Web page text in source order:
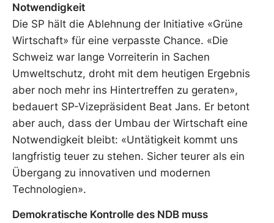
Notwendigkeit
Die SP hält die Ablehnung der Initiative «Grüne
Wirtschaft» für eine verpasste Chance. «Die
Schweiz war lange Vorreiterin in Sachen
Umweltschutz, droht mit dem heutigen Ergebnis
aber noch mehr ins Hintertreffen zu geraten»,
bedauert SP-Vizepräsident Beat Jans. Er betont
aber auch, dass der Umbau der Wirtschaft eine
Notwendigkeit bleibt: «Untätigkeit kommt uns
langfristig teuer zu stehen. Sicher teurer als ein
Übergang zu innovativen und modernen
Technologien».
Demokratische Kontrolle des NDB muss